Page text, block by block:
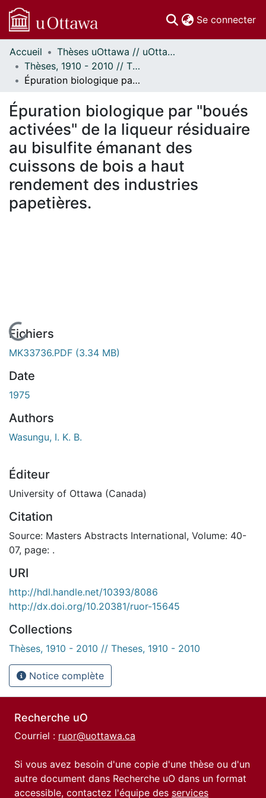
Se connecter
Communautés
et collections
Parcourir
Statistiques
À propos
Accueil
Thèses uOttawa // uOttawa Theses
Thèses, 1910 - 2010 // Theses, 1910 - 2010
Épuration biologique par "boués activées" de la liqueur résiduaire au bisulfite émanant des cuissons de bois a haut rendement des industries papetières.
Épuration biologique par "boués
activées" de la liqueur résiduaire
au bisulfite émanant des
cuissons de bois a haut
rendement des industries
papetières.
En cours de chargement...
Fichiers
MK33736.PDF (3.34 MB)
Date
1975
Authors
Wasungu, I. K. B.
Éditeur
University of Ottawa (Canada)
Citation
Source: Masters Abstracts International, Volume: 40-
07, page: .
URI
http://hdl.handle.net/10393/8086
http://dx.doi.org/10.20381/ruor-15645
Collections
Thèses, 1910 - 2010 // Theses, 1910 - 2010
Notice complète
Recherche uO
Courriel : ruor@uottawa.ca
Si vous avez besoin d'une copie d'une thèse ou d'un
autre document dans Recherche uO dans un format
accessible, contactez l'équipe des services